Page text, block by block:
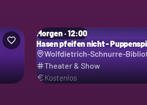
Morgen · 12:00
Hasen pfeifen nicht -
Wolfdietrich-Schnurre-
Theater & Show
Kostenlos